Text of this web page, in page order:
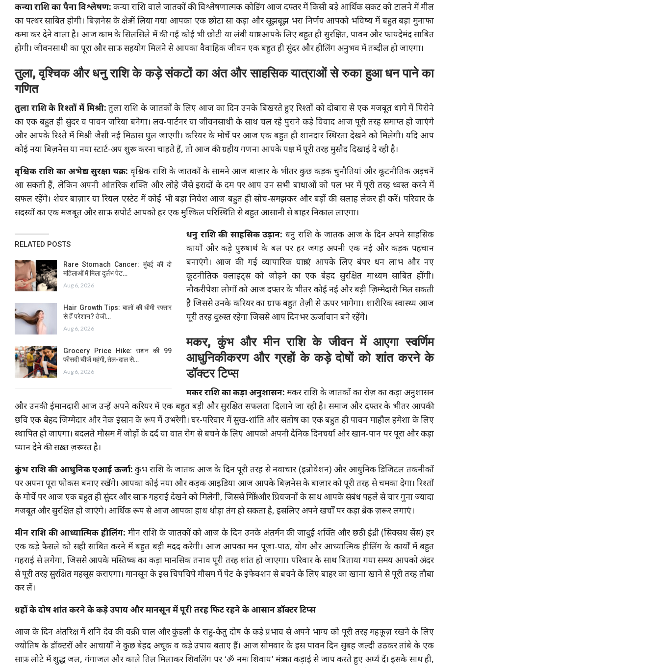
कन्या राशि का पैना विश्लेषण: कन्या राशि वाले जातकों की विश्लेषणात्मक कोडिंग आज दफ्तर में किसी बड़े आर्थिक संकट को टालने में मील
का पत्थर साबित होगी। बिज़नेस के क्षेत्र में लिया गया आपका एक छोटा सा कड़ा और सूझबूझ भरा निर्णय आपको भविष्य में बहुत बड़ा मुनाफा
कमा कर देने वाला है। आज काम के सिलसिले में की गई कोई भी छोटी या लंबी यात्रा आपके लिए बहुत ही सुरक्षित, पावन और फायदेमंद साबित
होगी। जीवनसाथी का पूरा और साफ़ सहयोग मिलने से आपका वैवाहिक जीवन एक बहुत ही सुंदर और हीलिंग अनुभव में तब्दील हो जाएगा।
तुला, वृश्चिक और धनु राशि के कड़े संकटों का अंत और साहसिक यात्राओं से रुका हुआ धन पाने का
गणित
तुला राशि के रिश्तों में मिश्री: तुला राशि के जातकों के लिए आज का दिन उनके बिखरते हुए रिश्तों को दोबारा से एक मजबूत धागे में पिरोने
का एक बहुत ही सुंदर व पावन जरिया बनेगा। लव-पार्टनर या जीवनसाथी के साथ चल रहे पुराने कड़े विवाद आज पूरी तरह समाप्त हो जाएंगे
और आपके रिश्ते में मिश्री जैसी नई मिठास घुल जाएगी। करियर के मोर्चे पर आज एक बहुत ही शानदार स्थिरता देखने को मिलेगी। यदि आप
कोई नया बिज़नेस या नया स्टार्ट-अप शुरू करना चाहते हैं, तो आज की ग्रहीय गणना आपके पक्ष में पूरी तरह मुस्तैद दिखाई दे रही है।
वृश्चिक राशि का अभेद्य सुरक्षा चक्र: वृश्चिक राशि के जातकों के सामने आज बाज़ार के भीतर कुछ कड़क चुनौतियां और कूटनीतिक अड़चनें
आ सकती हैं, लेकिन अपनी आंतरिक शक्ति और लोहे जैसे इरादों के दम पर आप उन सभी बाधाओं को पल भर में पूरी तरह ध्वस्त करने में
सफल रहेंगे। शेयर बाज़ार या रियल एस्टेट में कोई भी बड़ा निवेश आज बहुत ही सोच-समझकर और बड़ों की सलाह लेकर ही करें। परिवार के
सदस्यों का एक मजबूत और साफ़ सपोर्ट आपको हर एक मुश्किल परिस्थिति से बहुत आसानी से बाहर निकाल लाएगा।
RELATED POSTS
Rare Stomach Cancer: मुंबई की दो
महिलाओं में मिला दुर्लभ पेट…
Aug 6, 2026
Hair Growth Tips: बालों की धीमी रफ्तार
से हैं परेशान? तेजी…
Aug 6, 2026
Grocery Price Hike: राशन की 99
फीसदी चीजें महंगी, तेल-दाल से…
Aug 6, 2026
धनु राशि की साहसिक उड़ान: धनु राशि के जातक आज के दिन अपने साहसिक
कार्यों और कड़े पुरुषार्थ के बल पर हर जगह अपनी एक नई और कड़क पहचान
बनाएंगे। आज की गई व्यापारिक यात्राएं आपके लिए बंपर धन लाभ और नए
कूटनीतिक क्लाइंट्स को जोड़ने का एक बेहद सुरक्षित माध्यम साबित होंगी।
नौकरीपेशा लोगों को आज दफ्तर के भीतर कोई नई और बड़ी ज़िम्मेदारी मिल सकती
है जिससे उनके करियर का ग्राफ बहुत तेज़ी से ऊपर भागेगा। शारीरिक स्वास्थ्य आज
पूरी तरह दुरुस्त रहेगा जिससे आप दिनभर ऊर्जावान बने रहेंगे।
मकर, कुंभ और मीन राशि के जीवन में आएगा स्वर्णिम
आधुनिकीकरण और ग्रहों के कड़े दोषों को शांत करने के
डॉक्टर टिप्स
मकर राशि का कड़ा अनुशासन: मकर राशि के जातकों का रोज़ का कड़ा अनुशासन
और उनकी ईमानदारी आज उन्हें अपने करियर में एक बहुत बड़ी और सुरक्षित सफलता दिलाने जा रही है। समाज और दफ्तर के भीतर आपकी
छवि एक बेहद ज़िम्मेदार और नेक इंसान के रूप में उभरेगी। घर-परिवार में सुख-शांति और संतोष का एक बहुत ही पावन माहौल हमेशा के लिए
स्थापित हो जाएगा। बदलते मौसम में जोड़ों के दर्द या वात रोग से बचने के लिए आपको अपनी दैनिक दिनचर्या और खान-पान पर पूरा और कड़ा
ध्यान देने की सख़्त ज़रूरत है।
कुंभ राशि की आधुनिक एआई ऊर्जा: कुंभ राशि के जातक आज के दिन पूरी तरह से नवाचार (इन्नोवेशन) और आधुनिक डिजिटल तकनीकों
पर अपना पूरा फोकस बनाए रखेंगे। आपका कोई नया और कड़क आइडिया आज आपके बिज़नेस के बाज़ार को पूरी तरह से चमका देगा। रिश्तों
के मोर्चे पर आज एक बहुत ही सुंदर और साफ़ गहराई देखने को मिलेगी, जिससे मित्रों और प्रियजनों के साथ आपके संबंध पहले से चार गुना ज़्यादा
मजबूत और सुरक्षित हो जाएंगे। आर्थिक रूप से आज आपका हाथ थोड़ा तंग हो सकता है, इसलिए अपने खर्चों पर कड़ा ब्रेक ज़रूर लगाएं।
मीन राशि की आध्यात्मिक हीलिंग: मीन राशि के जातकों को आज के दिन उनके अंतर्मन की जादुई शक्ति और छठी इंद्री (सिक्सथ सेंस) हर
एक कड़े फैसले को सही साबित करने में बहुत बड़ी मदद करेगी। आज आपका मन पूजा-पाठ, योग और आध्यात्मिक हीलिंग के कार्यों में बहुत
गहराई से लगेगा, जिससे आपके मस्तिष्क का कड़ा मानसिक तनाव पूरी तरह शांत हो जाएगा। परिवार के साथ बिताया गया समय आपको अंदर
से पूरी तरह सुरक्षित महसूस कराएगा। मानसून के इस चिपचिपे मौसम में पेट के इंफेक्शन से बचने के लिए बाहर का खाना खाने से पूरी तरह तौबा
कर लें।
ग्रहों के दोष शांत करने के कड़े उपाय और मानसून में पूरी तरह फिट रहने के आसान डॉक्टर टिप्स
आज के दिन अंतरिक्ष में शनि देव की वक्री चाल और कुंडली के राहु-केतु दोष के कड़े प्रभाव से अपने भाग्य को पूरी तरह महफ़ूज़ रखने के लिए
ज्योतिष के डॉक्टरों और आचार्यों ने कुछ बेहद अचूक व कड़े उपाय बताए हैं। आज सोमवार के इस पावन दिन सुबह जल्दी उठकर तांबे के एक
साफ़ लोटे में शुद्ध जल, गंगाजल और काले तिल मिलाकर शिवलिंग पर ‘ॐ नमः शिवाय’ मंत्र का कड़ाई से जाप करते हुए अर्घ्य दें। इसके साथ ही,